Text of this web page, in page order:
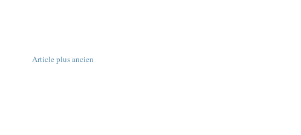
Article plus ancien